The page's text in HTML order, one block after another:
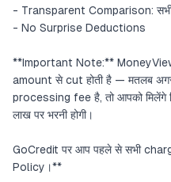
- Transparent Comparison: सभी
- No Surprise Deductions
**Important Note:**
amount से cut होती है — मतलब
processing fee है, तो आपको
लाख पर भरनी होगी।
GoCredit पर आप पहले से सभी
Policy।**